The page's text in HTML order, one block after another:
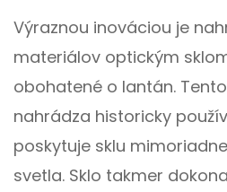
Výraznou inováciou je
materiálov optickým
obohatené o lantán.
nahrádza historicky
poskytuje sklu
svetla. Sklo takmer